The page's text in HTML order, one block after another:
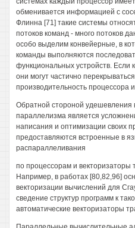
обменивается информацией с
Флинна [71] такие системы
потоков команд - много потоков
особо выделим конвейерные, в
команды выполняются
функциональных устройств.
они могут частично
производительность процессора
Обратной стороной удешевления
параллелизма является
написания и оптимизации своих
предоставляются встроенные в
распараллеливания
по процессорам и векторизаторы
Например, в работах [80,82,96]
векторизации вычислений для
сведение структур программ к
автоматические векторизаторы